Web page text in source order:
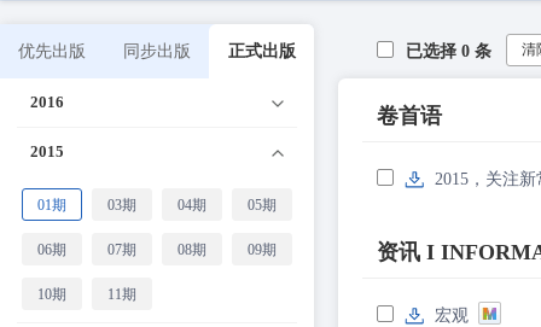
优先出版 同步出版 正式出版
2016
2015
01期 03期 04期 05期
06期 07期 08期 09期
10期 11期
已选择 0 条 清
卷首语
2015，关注
资讯 I
宏观